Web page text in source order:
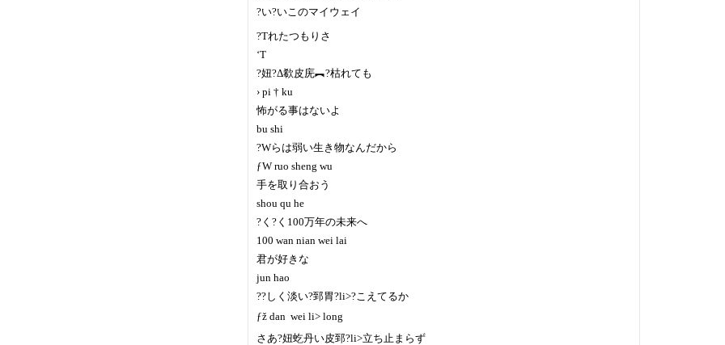
?い?いこのマイウェイ
?Tれたつもりさ
‘T
?妞?Δ欷皮庑︻?枯れても
› pi † ku
怖がる事はないよ
bu shi
?Wらは弱い生き物なんだから
ƒW ruo sheng wu
手を取り合おう
shou qu he
?く?く100万年の未来へ
100 wan nian wei lai
君が好きな
jun hao
??しく淡い?郅胃?li>?こえてるか
ƒž dan  wei li> long
さあ?妞虼丹い皮郅?li>立ち止まらず